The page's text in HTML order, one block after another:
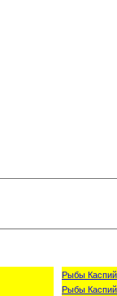
Рыбы
Рыбы